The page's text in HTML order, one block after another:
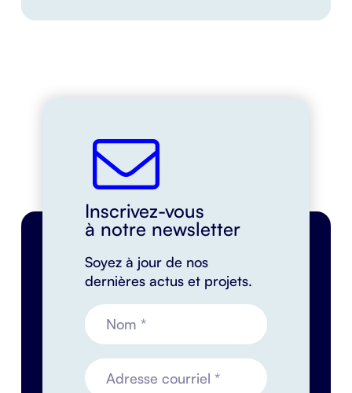
Inscrivez-vous
à notre newsletter
Soyez à jour de nos
dernières actus et projets.